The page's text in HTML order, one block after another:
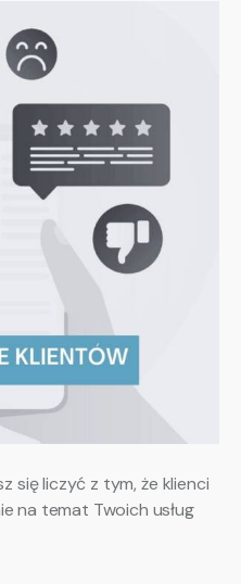
się liczyć z tym, że klienci
na temat Twoich usług